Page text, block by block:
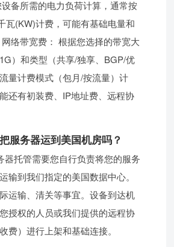
备所需的电力负荷计算，通常按
瓦(KW)计费，可能有基础电量和
络带宽费： 根据您选择的带宽大
）和类型（共享/独享、BGP/优
量计费模式（包月/按流量）计
还有初装费、IP地址费、远程协
服务器运到美国机房吗？
器托管需要您自行负责将您的服务
输到我们指定的美国数据中心。
运输、清关等事宜。设备到达机
授权的人员或我们提供的远程协
费）进行上架和基础连接。